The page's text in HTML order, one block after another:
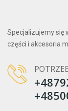
Specjalizujemy się
części i akcesoria